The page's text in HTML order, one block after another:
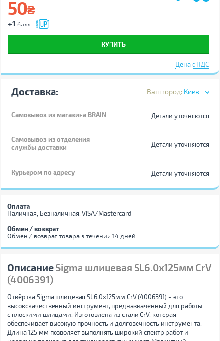
50₴
+1 балл
КУПИТЬ
Цена с НДС
Доставка: Ваш город: Киев
Самовывоз из магазина BRAIN Детали уточняются
Самовывоз из отделения
службы доставки
Детали уточняются
Курьером по адресу Детали уточняются
Оплата
Наличная, Безналичная, VISA/Mastercard
Обмен / возврат
Обмен / возврат товара в течении 14 дней
Описание Sigma шлицевая SL6.0x125мм CrV
(4006391)
Отвёртка Sigma шлицевая SL6.0x125мм CrV (4006391) - это
высококачественный инструмент, предназначенный для работы
с плоскими шлицами. Изготовлена из стали CrV, которая
обеспечивает высокую прочность и долговечность инструмента.
Длина 125 мм позволяет выполнять широкий спектр работ и